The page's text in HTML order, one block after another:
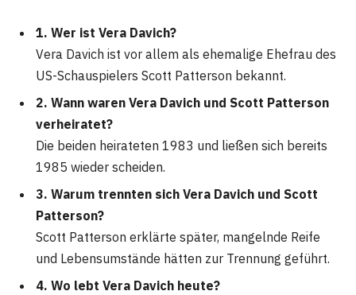
1. Wer ist Vera Davich?
Vera Davich ist vor allem als ehemalige Ehefrau des
US-Schauspielers Scott Patterson bekannt.
2. Wann waren Vera Davich und Scott Patterson
verheiratet?
Die beiden heirateten 1983 und ließen sich bereits
1985 wieder scheiden.
3. Warum trennten sich Vera Davich und Scott
Patterson?
Scott Patterson erklärte später, mangelnde Reife
und Lebensumstände hätten zur Trennung geführt.
4. Wo lebt Vera Davich heute?